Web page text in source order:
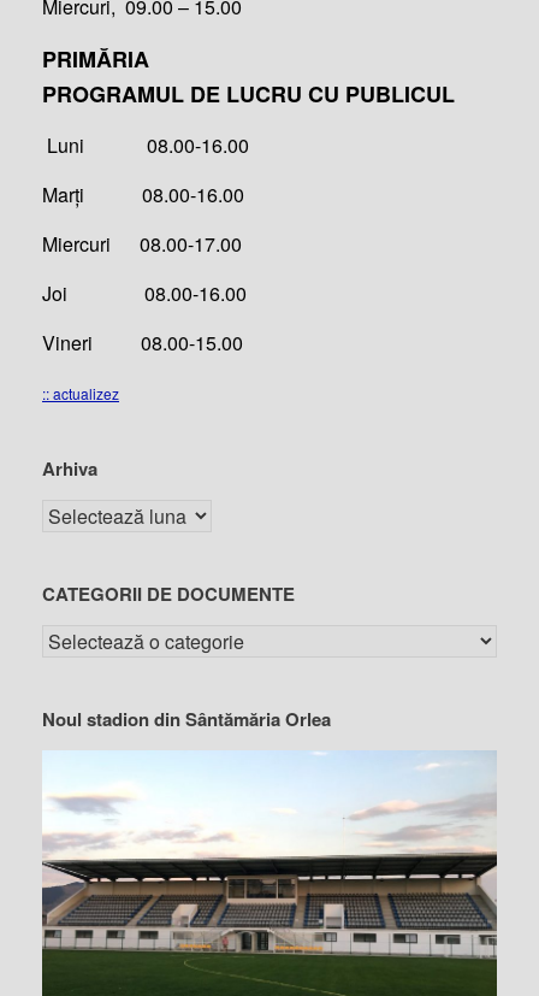
Miercuri, 09.00 – 15.00
PRIMĂRIA
PROGRAMUL DE LUCRU CU PUBLICUL
Luni 08.00-16.00
Marți 08.00-16.00
Miercuri 08.00-17.00
Joi 08.00-16.00
Vineri 08.00-15.00
:: actualizez
Arhiva
CATEGORII DE DOCUMENTE
Noul stadion din Sântămăria Orlea